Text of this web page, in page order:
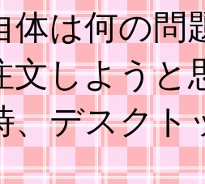
体は何の問
文しようと
、デスク